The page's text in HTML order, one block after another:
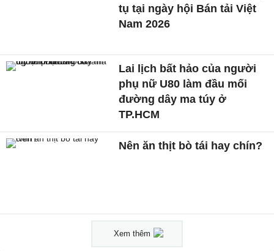
tụ tại ngày hội Bán tải Việt
Nam 2026
Lai lịch bất hảo của người
phụ nữ U80 làm đầu mối
đường dây ma túy ở
TP.HCM
Nên ăn thịt bò tái hay chín?
Xem thêm